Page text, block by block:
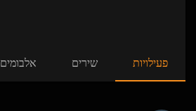
פעילויות שירים אלבומים